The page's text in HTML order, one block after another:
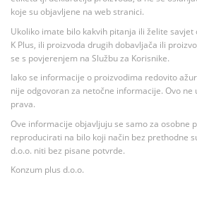
koje su objavljene na web stranici.
Ukoliko imate bilo kakvih pitanja ili želite
K Plus, ili proizvoda drugih dobavljača ili
se s povjerenjem na Službu za Korisnike.
Iako se informacije o proizvodima redovito
nije odgovoran za netočne informacije. Ovo ne
prava.
Ove informacije objavljuju se samo za osobne
reproducirati na bilo koji način bez prethodne
d.o.o. niti bez pisane potvrde.
Konzum plus d.o.o.